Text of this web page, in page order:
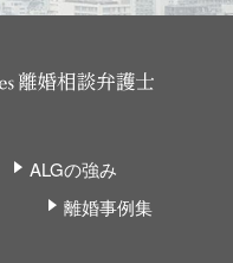
ALGの強み
離婚事例集